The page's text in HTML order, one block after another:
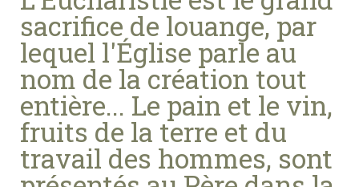
sacrifice de louange, par
lequel l'Église parle au
nom de la création tout
entière... Le pain et le vin,
fruits de la terre et du
travail des hommes, sont